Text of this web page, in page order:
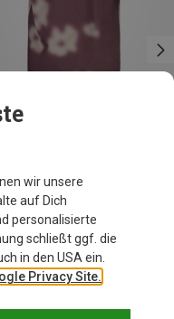
wir unsere
auf Dich
personalisierte
schließt ggf. die
in den USA ein.
Privacy Site.